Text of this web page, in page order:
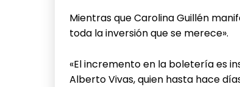
Mientras que Carolina Guillén
toda la inversión que se merece».
«El incremento en la boletería es
Alberto Vivas, quien hasta hace